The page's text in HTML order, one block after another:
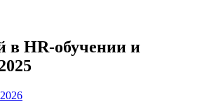
в HR-обучении и